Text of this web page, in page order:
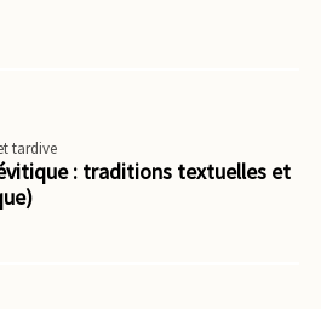
tardive
: traditions textuelles et